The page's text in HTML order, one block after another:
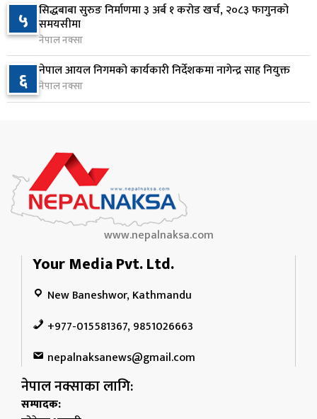
९
प्रतिनिधिसभा बैठक बस्दै , पाँच विधेयक र प्रतिवेदन
प्रस्तुत हुने
१०
आज बस्ने भनिएको राष्ट्रिय सभाको बैठक बुधबारका लागि
सर्‍यो
५ सिद्धबाबा सुरुङ निर्माणमा ३ अर्ब १ करोड खर्च, २०८३ फागुनको
समयसीमा
नेपाल नक्सा
६ नेपाल आयल निगमको कार्यकारी निर्देशकमा नागेन्द्र साह नियुक्त
नेपाल नक्सा
www.nepalnaksa.com
Your Media Pvt. Ltd.
New Baneshwor, Kathmandu
+977-015581367, 9851026663
nepalnaksanews@gmail.com
नेपाल नक्साका लागि:
सम्पादक: